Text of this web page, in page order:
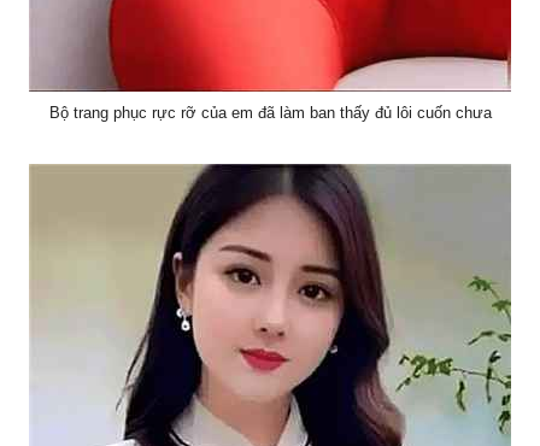
Bộ trang phục rực rỡ của em đã làm ban thấy đủ lôi cuốn chưa